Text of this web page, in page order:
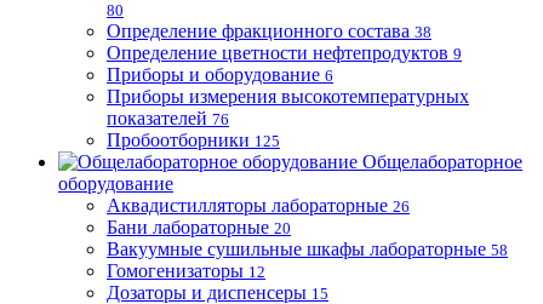
80
Определение фракционного состава 38
Определение цветности нефтепродуктов 9
Приборы и оборудование 6
Приборы измерения высокотемпературных
показателей 76
Пробоотборники 125
Общелабораторное
оборудование
Аквадистилляторы лабораторные 26
Бани лабораторные 20
Вакуумные сушильные шкафы лабораторные 58
Гомогенизаторы 12
Дозаторы и диспенсеры 15